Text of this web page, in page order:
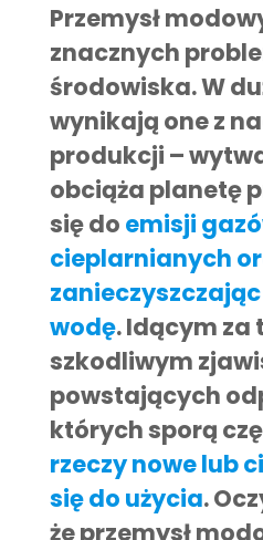
Przemysł
znacznych
środowiska. W
wynikają one z
produkcji –
obciąża planetę
się do emisji
cieplarnianych
wodę. Idącym za
szkodliwym
powstających
których sporą
rzeczy nowe lub
się do użycia.
że przemysł